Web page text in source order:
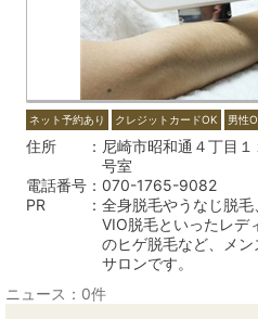
ネット予約あり クレジットカードOK 男性
住所
尼崎市昭和通４丁目
号室
電話番号
070-1765-9082
PR
全身脱毛やうなじ脱毛
VIO脱毛といったレデ
のヒゲ脱毛など、メ
サロンです。
ニュース：0件